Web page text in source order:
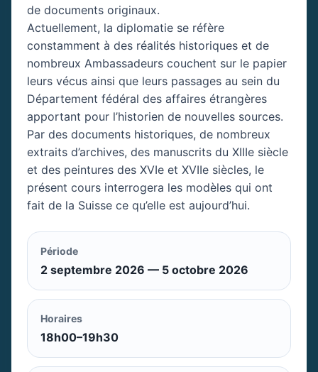
de documents originaux.
Actuellement, la diplomatie se réfère
constamment à des réalités historiques et de
nombreux Ambassadeurs couchent sur le papier
leurs vécus ainsi que leurs passages au sein du
Département fédéral des affaires étrangères
apportant pour l’historien de nouvelles sources.
Par des documents historiques, de nombreux
extraits d’archives, des manuscrits du XIIIe siècle
et des peintures des XVIe et XVIIe siècles, le
présent cours interrogera les modèles qui ont
fait de la Suisse ce qu’elle est aujourd’hui.
Période
2 septembre 2026 — 5 octobre 2026
Horaires
18h00–19h30